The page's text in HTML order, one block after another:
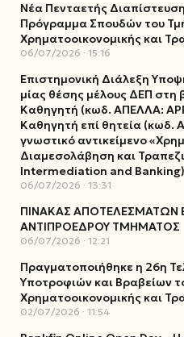
Νέα Πενταετής
Πρόγραμμα Σπουδών του
Χρηματοοικονομικής και
06/07/2026 15:16
Επιστημονική Διάλεξη
μίας θέσης μέλους ΔΕΠ
Καθηγητή (κωδ. ΑΠΕΛΛΑ:
Καθηγητή επί θητεία (κωδ.
γνωστικό αντικείμενο
Διαμεσολάβηση και
Intermediation and
06/07/2026 13:31
ΠΙΝΑΚΑΣ ΑΠΟΤΕΛΕΣΜΑΤΩΝ
ΑΝΤΙΠΡΟΕΔΡΟΥ ΤΜΗΜΑΤΟΣ
06/07/2026 12:21
Πραγματοποιήθηκε η 26η
Υποτροφιών και Βραβείων
Χρηματοοικονομικής και
02/07/2026 11:54